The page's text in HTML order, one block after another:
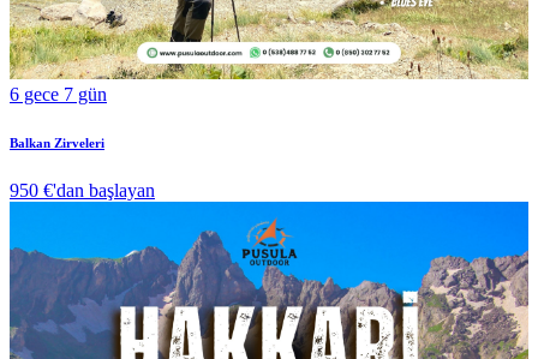
6 gece 7 gün
Balkan Zirveleri
950 €'dan başlayan